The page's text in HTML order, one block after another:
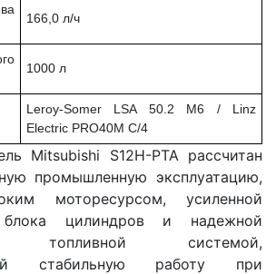
166,0 л/ч
1000 л
Leroy-Somer LSA 50.2 M6 / Linz
Electric PRO40M C/4
Mitsubishi S12H-PTA рассчитан
промышленную эксплуатацию,
моторесурсом, усиленной
блока цилиндров и надежной
топливной системой,
стабильную работу при